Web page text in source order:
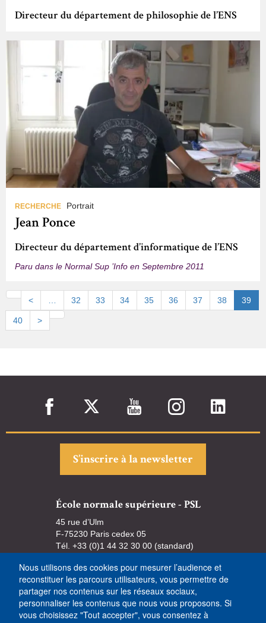
Directeur du département de philosophie de l’ENS
RECHERCHE Portrait
Jean Ponce
Directeur du département d’informatique de l’ENS
Paru dans le Normal Sup ’Info en Septembre 2011
Pagination
Première
page
Page
précédente
< Page
32 Page
33 Page
34 Page
35 Page
36 Page
37 Page
38
Page
39
Page
40
Page
suivante
>
Dernière
S’inscrire à la newsletter
École normale supérieure - PSL
45 rue d’Ulm
F-75230 Paris cedex 05
Tél. +33 (0)1 44 32 30 00 (standard)
Nous utilisons des cookies pour mesurer l’audience et
reconstituer les parcours utilisateurs, vous permettre de
partager nos contenus sur les réseaux sociaux,
personnaliser les contenus que nous vous proposons. Si
vous choisissez "Tout accepter", vous consentez à